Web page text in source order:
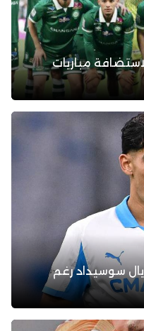
مباريات
سوسيداد رغم